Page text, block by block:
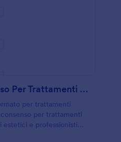
Modulo Di Consenso Per Trattamenti Estetici
per trattamenti
per trattamenti
e professionisti